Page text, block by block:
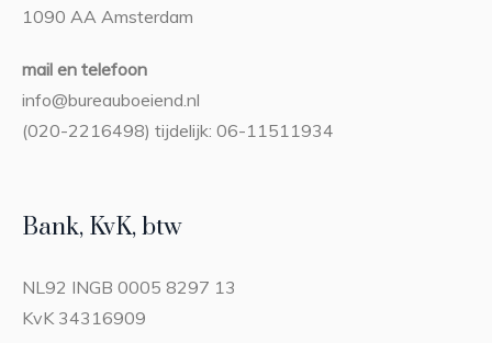
1090 AA Amsterdam
mail en telefoon
info@bureauboeiend.nl
(020-2216498) tijdelijk: 06-11511934
Bank, KvK, btw
NL92 INGB 0005 8297 13
KvK 34316909